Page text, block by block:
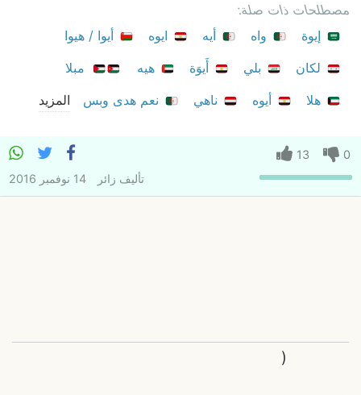
مصطلحات ذات صلة:
إيوة
واه أيه ايوه
أيوا / هيوا
لكان
بلي أَيوَة هيه
مبلا
هلا
أيوه ناهي نعم هدى وبس المزيد
0
13
تأليف زائر 14 نوفمبر 2016
(